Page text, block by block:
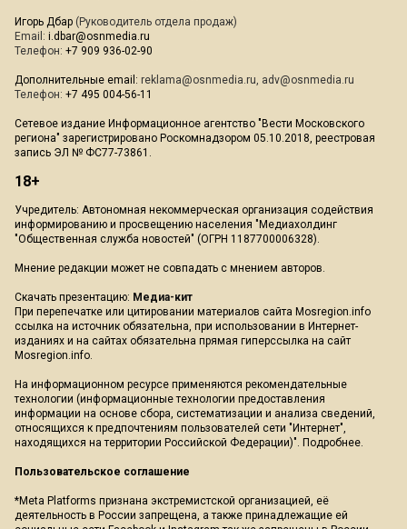
Игорь Дбар (Руководитель отдела продаж)
Email: i.dbar@osnmedia.ru
Телефон: +7 909 936-02-90
Дополнительные email: reklama@osnmedia.ru, adv@osnmedia.ru
Телефон: +7 495 004-56-11
Сетевое издание Информационное агентство "Вести Московского
региона" зарегистрировано Роскомнадзором 05.10.2018, реестровая
запись ЭЛ № ФС77-73861.
18+
Учредитель: Автономная некоммерческая организация содействия
информированию и просвещению населения "Медиахолдинг
"Общественная служба новостей" (ОГРН 1187700006328).
Мнение редакции может не совпадать с мнением авторов.
Скачать презентацию: Медиа-кит
При перепечатке или цитировании материалов сайта Mosregion.info
ссылка на источник обязательна, при использовании в Интернет-
изданиях и на сайтах обязательна прямая гиперссылка на сайт
Mosregion.info.
На информационном ресурсе применяются рекомендательные
технологии (информационные технологии предоставления
информации на основе сбора, систематизации и анализа сведений,
относящихся к предпочтениям пользователей сети "Интернет",
находящихся на территории Российской Федерации)". Подробнее.
Пользовательское соглашение
*Meta Platforms признана экстремистской организацией, её
деятельность в России запрещена, а также принадлежащие ей